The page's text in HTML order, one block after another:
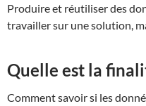
Produire et réutiliser des
travailler sur une solution,
Quelle est la
Comment savoir si les